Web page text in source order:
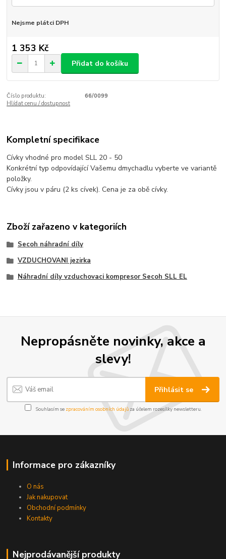
Nejsme plátci DPH
1 353 Kč
Přidat do košíku
Číslo produktu:
66/0099
Hlídat cenu / dostupnost
Kompletní specifikace
Cívky vhodné pro model SLL 20 - 50
Konkrétní typ odpovídající Vašemu dmychadlu vyberte ve variantě
položky.
Cívky jsou v páru (2 ks cívek). Cena je za obě cívky.
Zboží zařazeno v kategoriích
Secoh náhradní díly
VZDUCHOVANI jezirka
Náhradní díly vzduchovaci kompresor Secoh SLL EL
Nepropásněte novinky, akce a
slevy!
Přihlásit se
Souhlasím se zpracováním osobních údajůza účelem rozesílky newsletteru.
Informace pro zákazníky
O nás
Jak nakupovat
Obchodní podmínky
Kontakty
Nejprodávanější produkty